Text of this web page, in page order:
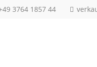
3764 1857 44